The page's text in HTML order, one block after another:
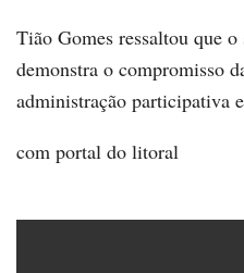
Tião Gomes ressaltou que
demonstra o compromisso
administração participativa
com portal do litoral